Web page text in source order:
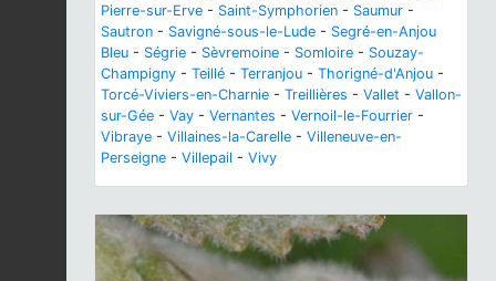
Pierre-sur-Erve - Saint-Symphorien - Saumur -
Sautron - Savigné-sous-le-Lude - Segré-en-Anjou
Bleu - Ségrie - Sèvremoine - Somloire - Souzay-
Champigny - Teillé - Terranjou - Thorigné-d'Anjou -
Torcé-Viviers-en-Charnie - Treillières - Vallet - Vallon-
sur-Gée - Vay - Vernantes - Vernoil-le-Fourrier -
Vibraye - Villaines-la-Carelle - Villeneuve-en-
Perseigne - Villepail - Vivy